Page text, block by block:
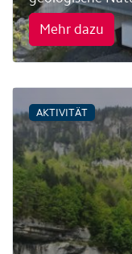
Mehr dazu
AKTIVITÄT